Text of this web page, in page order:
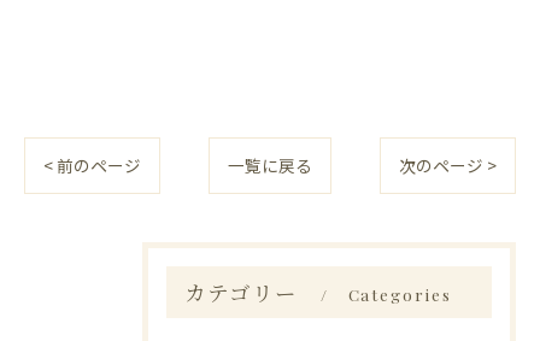
< 前のページ 一覧に戻る 次のページ >
カテゴリー Categories